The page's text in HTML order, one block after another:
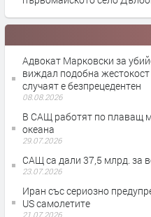
Адвокат Марковски за
виждал подобна
случаят е безпрецедентен
08.08.2026
В САЩ работят по плаващ
океана
29.07.2026
САЩ са дали 37,5 млрд. за
23.07.2026
Иран със сериозно
US самолетите
21.07.2026